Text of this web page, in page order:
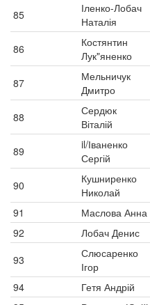
85
Іленко-Лобач
Наталія
86
Костянтин
Лук"яненко
87
Мельничук
Дмитро
88
Сердюк
Віталій
89
il/Іваненко
Сергій
90
Кушниренко
Николай
91
Маслова Анна
92
Лобач Денис
93
Слюсаренко
Ігор
94
Гетя Андрій